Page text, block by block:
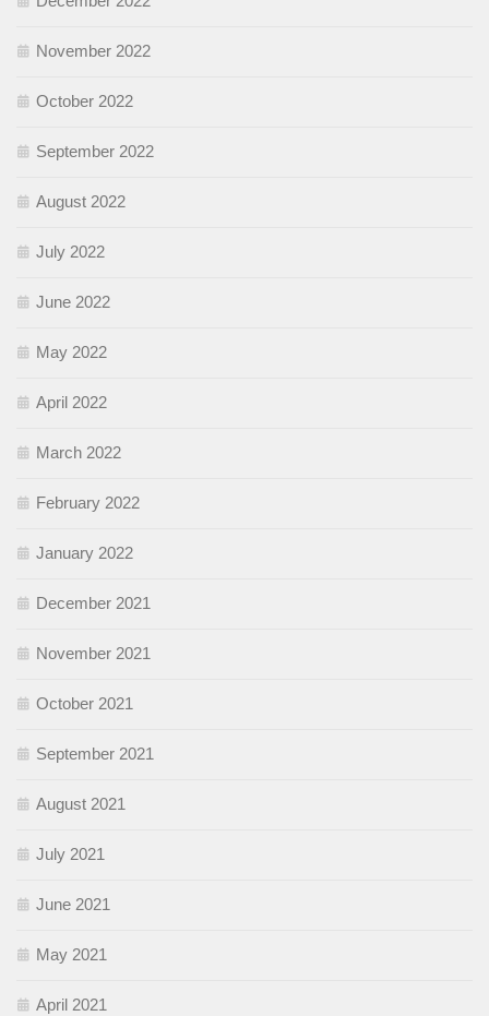
November 2022
October 2022
September 2022
August 2022
July 2022
June 2022
May 2022
April 2022
March 2022
February 2022
January 2022
December 2021
November 2021
October 2021
September 2021
August 2021
July 2021
June 2021
May 2021
April 2021